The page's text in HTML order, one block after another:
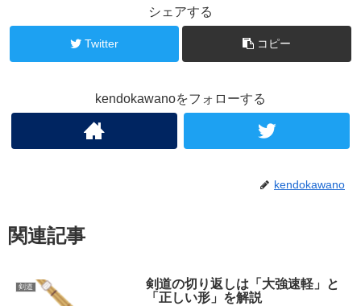
シェアする
Twitter コピー
kendokawanoをフォローする
kendokawano
関連記事
剣道
剣道の切り返しは「大強速軽」と
「正しい形」を解説